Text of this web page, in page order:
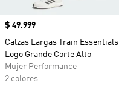
Precio
$ 49.999
Calzas Largas Train Essentials
Logo Grande Corte Alto
Mujer Performance
2 colores